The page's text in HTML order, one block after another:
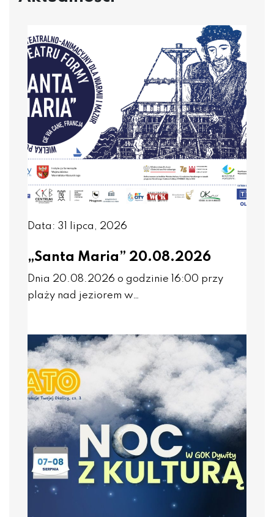
Data: 31 lipca, 2026
„Santa Maria” 20.08.2026
Dnia 20.08.2026 o godzinie 16:00 przy
plaży nad jeziorem w…